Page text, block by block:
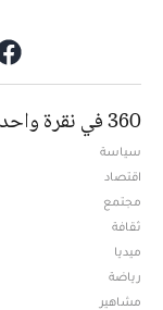
360 في نقرة واحدة
سياسة
اقتصاد
مجتمع
ثقافة
ميديا
رياضة
مشاهير